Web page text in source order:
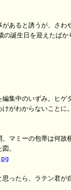
があると誘うが、さわ
の誕生日を迎えたばか
編集中のいずみ。ヒゲ
。マミーの包帯は何故
思ったら、ラテン君が